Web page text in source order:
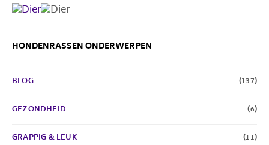
HONDENRASSEN ONDERWERPEN
BLOG (137)
GEZONDHEID (6)
GRAPPIG & LEUK (11)